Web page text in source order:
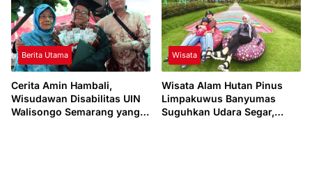
Berita Utama
Cerita Amin Hambali,
Wisudawan Disabilitas UIN
Walisongo Semarang yang
Wisata
Wisata Alam Hutan Pinus
Limpakuwus Banyumas
Suguhkan Udara Segar,